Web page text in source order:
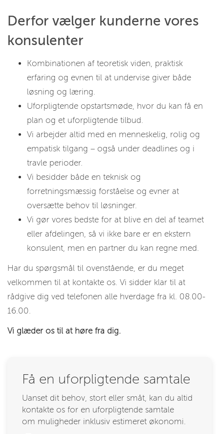
Derfor vælger kunderne vores
konsulenter
Kombinationen af teoretisk viden, praktisk
erfaring og evnen til at undervise giver både
løsning og læring.
Uforpligtende opstartsmøde, hvor du kan få en
plan og et uforpligtende tilbud.
Vi arbejder altid med en menneskelig, rolig og
empatisk tilgang – også under deadlines og i
travle perioder.
Vi besidder både en teknisk og
forretningsmæssig forståelse og evner at
oversætte behov til løsninger.
Vi gør vores bedste for at blive en del af teamet
eller afdelingen, så vi ikke bare er en ekstern
konsulent, men en partner du kan regne med.
Har du spørgsmål til ovenstående, er du meget
velkommen til at kontakte os. Vi sidder klar til at
rådgive dig ved telefonen alle hverdage fra kl. 08.00-
16.00.
Vi glæder os til at høre fra dig.
Få en uforpligtende samtale
Uanset dit behov, stort eller småt, kan du altid
kontakte os for en uforpligtende samtale
om muligheder inklusiv estimeret økonomi.